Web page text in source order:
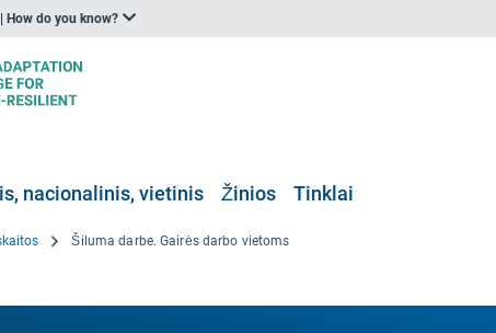
How do you know?
nacionalinis, vietinis Žinios Tinklai
Šiluma darbe. Gairės darbo vietoms